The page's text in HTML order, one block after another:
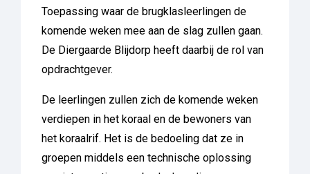
Toepassing waar de brugklasleerlingen de
komende weken mee aan de slag zullen gaan.
De Diergaarde Blijdorp heeft daarbij de rol van
opdrachtgever.
De leerlingen zullen zich de komende weken
verdiepen in het koraal en de bewoners van
het koraalrif. Het is de bedoeling dat ze in
groepen middels een technische oplossing